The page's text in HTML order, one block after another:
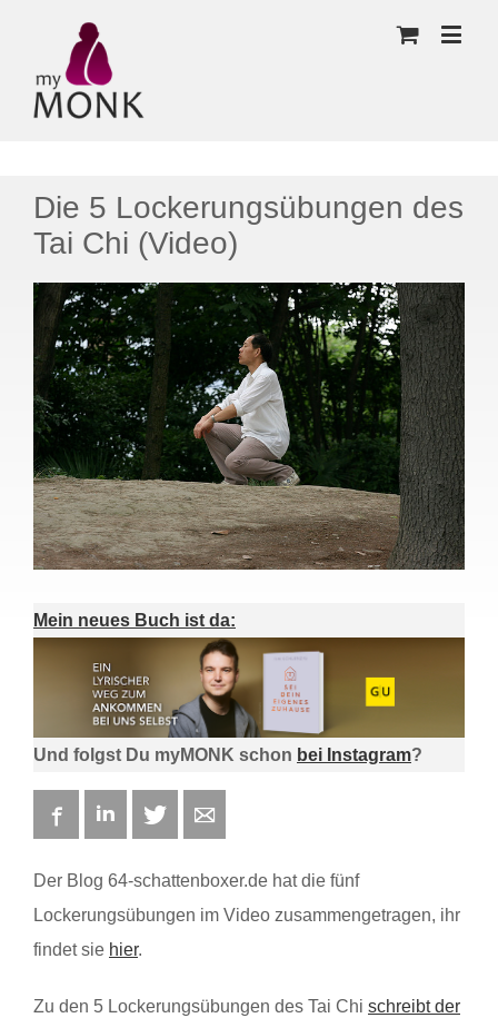
Die 5 Lockerungsübungen des
Tai Chi (Video)
Mein neues Buch ist da:
Und folgst Du myMONK schon bei Instagram?
FacebookLinkedIn Twitter
Der Blog 64-schattenboxer.de hat die fünf
Lockerungsübungen im Video zusammengetragen, ihr
findet sie hier.
Zu den 5 Lockerungsübungen des Tai Chi schreibt der